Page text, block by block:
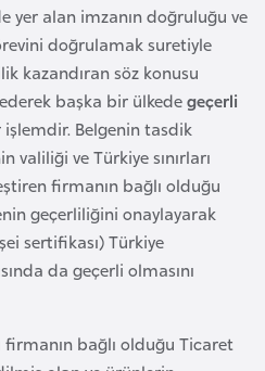
yer alan imzanın doğruluğu ve
doğrulamak suretiyle
kazandıran söz konusu
başka bir ülkedegeçerli
Belgenin tasdik
ve Türkiye sınırları
firmanın bağlı olduğu
geçerliliğini onaylayarak
sertifikası) Türkiye
da geçerli olmasını
firmanın bağlı olduğu Ticaret